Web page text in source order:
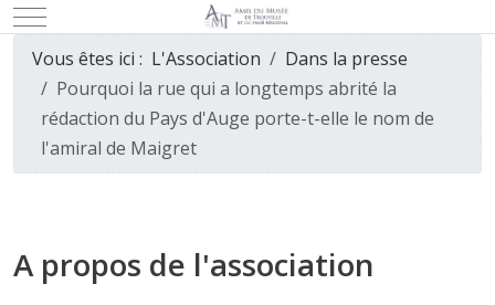
Mobile Menu Toggle
Vous êtes ici : L'Association
Dans la presse
Pourquoi la rue qui a longtemps abrité la
rédaction du Pays d'Auge porte-t-elle le nom de
l'amiral de Maigret
A propos de l'association